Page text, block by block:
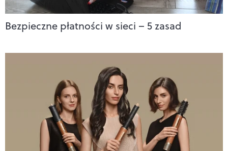
Bezpieczne płatności w sieci – 5 zasad